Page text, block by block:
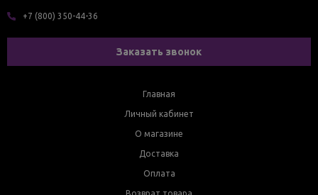
+7 (800) 350-44-36
Заказать звонок
Главная
Личный кабинет
О магазине
Доставка
Оплата